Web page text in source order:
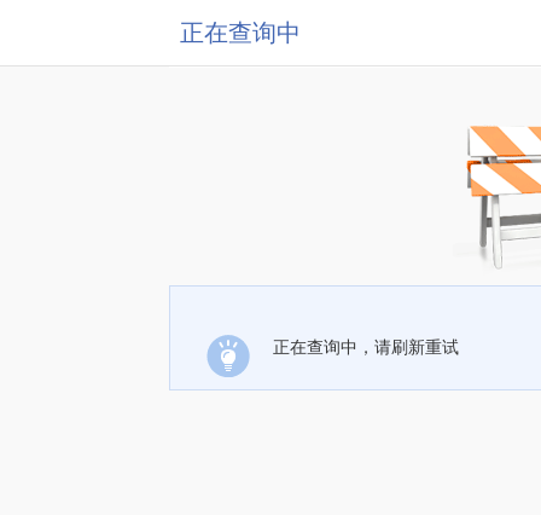
正在查询中
正在查询中，请刷新重试